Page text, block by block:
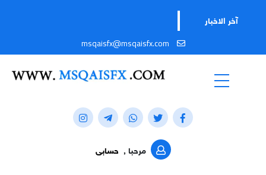
آخر الاخبار
msqaisfx@msqaisfx.com
مرحبا , حسابى